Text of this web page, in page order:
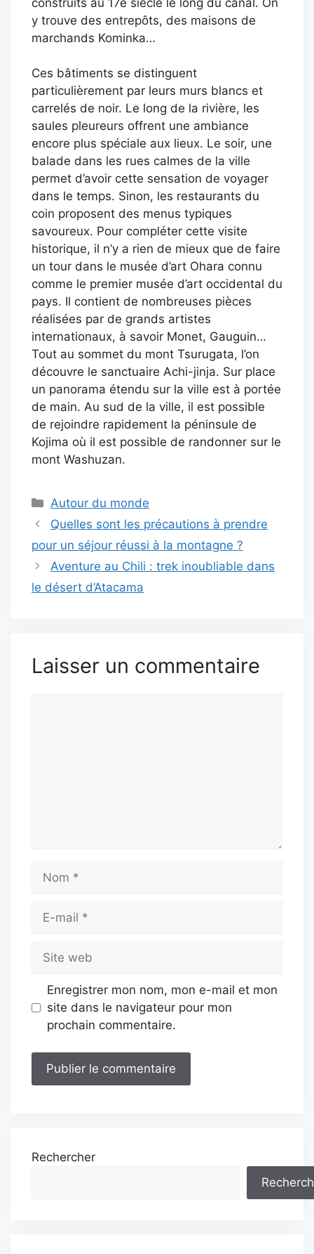
y trouve des entrepôts, des maisons de
marchands Kominka…
Ces bâtiments se distinguent
particulièrement par leurs murs blancs et
carrelés de noir. Le long de la rivière, les
saules pleureurs offrent une ambiance
encore plus spéciale aux lieux. Le soir, une
balade dans les rues calmes de la ville
permet d’avoir cette sensation de voyager
dans le temps. Sinon, les restaurants du
coin proposent des menus typiques
savoureux. Pour compléter cette visite
historique, il n’y a rien de mieux que de faire
un tour dans le musée d’art Ohara connu
comme le premier musée d’art occidental du
pays. Il contient de nombreuses pièces
réalisées par de grands artistes
internationaux, à savoir Monet, Gauguin…
Tout au sommet du mont Tsurugata, l’on
découvre le sanctuaire Achi-jinja. Sur place
un panorama étendu sur la ville est à portée
de main. Au sud de la ville, il est possible
de rejoindre rapidement la péninsule de
Kojima où il est possible de randonner sur le
mont Washuzan.
Catégories
Autour du monde
Quelles sont les précautions à prendre
pour un séjour réussi à la montagne ?
Aventure au Chili : trek inoubliable dans
le désert d’Atacama
Laisser un commentaire
Nom
Site
web
Enregistrer mon nom, mon e-mail et mon
site dans le navigateur pour mon
prochain commentaire.
Rechercher